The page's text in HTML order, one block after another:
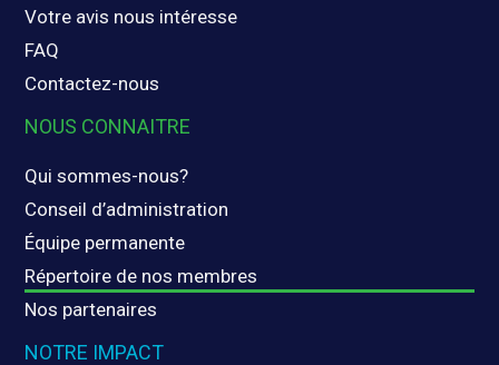
Votre avis nous intéresse
FAQ
Contactez-nous
NOUS CONNAITRE
Qui sommes-nous?
Conseil d’administration
Équipe permanente
Répertoire de nos membres
Nos partenaires
NOTRE IMPACT